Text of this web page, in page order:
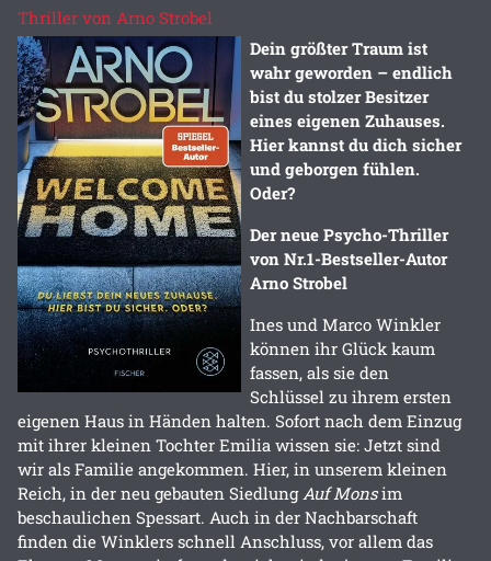
Thriller von Arno Strobel
Dein größter Traum ist
wahr geworden – endlich
bist du stolzer Besitzer
eines eigenen Zuhauses.
Hier kannst du dich sicher
und geborgen fühlen.
Oder?
Der neue Psycho-Thriller
von Nr.1-Bestseller-Autor
Arno Strobel
Ines und Marco Winkler
können ihr Glück kaum
fassen, als sie den
Schlüssel zu ihrem ersten
eigenen Haus in Händen halten. Sofort nach dem Einzug
mit ihrer kleinen Tochter Emilia wissen sie: Jetzt sind
wir als Familie angekommen. Hier, in unserem kleinen
Reich, in der neu gebauten Siedlung Auf Monsim
beschaulichen Spessart. Auch in der Nachbarschaft
finden die Winklers schnell Anschluss, vor allem das